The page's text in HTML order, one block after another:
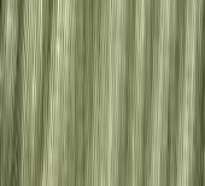
Сетка